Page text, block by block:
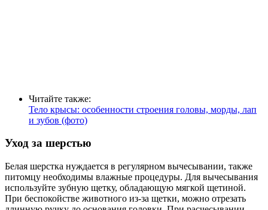
Читайте также:
Тело крысы: особенности строения головы, морды, лап
и зубов (фото)
Уход за шерстью
Белая шерстка нуждается в регулярном вычесывании, также
питомцу необходимы влажные процедуры. Для вычесывания
используйте зубную щетку, обладающую мягкой щетиной.
При беспокойстве животного из-за щетки, можно отрезать